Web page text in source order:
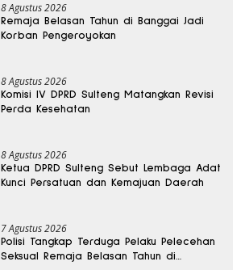
8 Agustus 2026
Remaja Belasan Tahun di Banggai Jadi
Korban Pengeroyokan
8 Agustus 2026
Komisi IV DPRD Sulteng Matangkan Revisi
Perda Kesehatan
8 Agustus 2026
Ketua DPRD Sulteng Sebut Lembaga Adat
Kunci Persatuan dan Kemajuan Daerah
7 Agustus 2026
Polisi Tangkap Terduga Pelaku Pelecehan
Seksual Remaja Belasan Tahun di